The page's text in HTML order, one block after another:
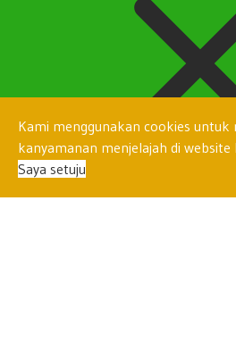
Kami menggunakan cookies untuk
kanyamanan menjelajah di website
Saya setuju